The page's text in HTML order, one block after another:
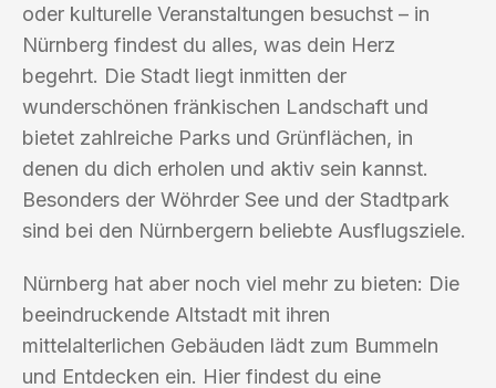
oder kulturelle Veranstaltungen besuchst – in
Nürnberg findest du alles, was dein Herz
begehrt. Die Stadt liegt inmitten der
wunderschönen fränkischen Landschaft und
bietet zahlreiche Parks und Grünflächen, in
denen du dich erholen und aktiv sein kannst.
Besonders der Wöhrder See und der Stadtpark
sind bei den Nürnbergern beliebte Ausflugsziele.
Nürnberg hat aber noch viel mehr zu bieten: Die
beeindruckende Altstadt mit ihren
mittelalterlichen Gebäuden lädt zum Bummeln
und Entdecken ein. Hier findest du eine